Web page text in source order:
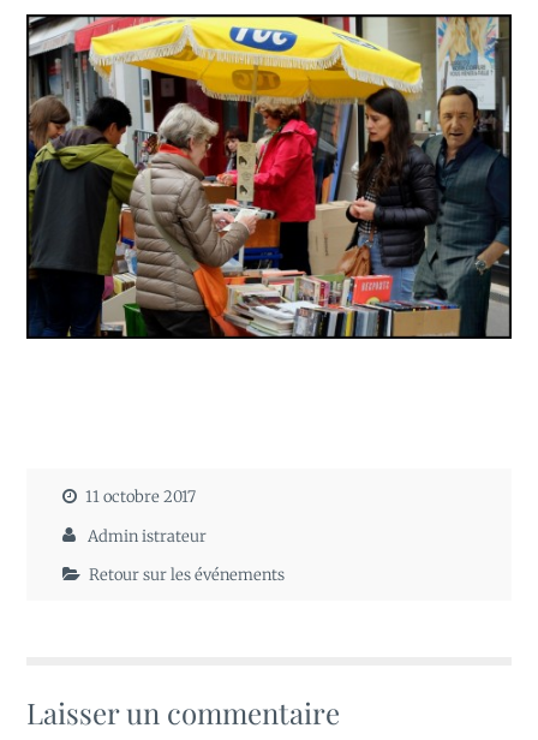
11 octobre 2017
Admin istrateur
Retour sur les événements
Laisser un commentaire